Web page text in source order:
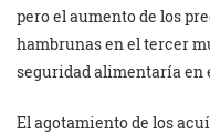
pero el aumento de los
hambrunas en el tercer
seguridad alimentaría en
El agotamiento de los